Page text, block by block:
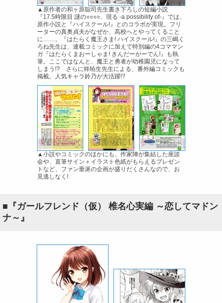
▲原作者の和ヶ原聡司先生書き下ろしの短編小説
『17.5時限目 謎の○○○○、現る -a possibility of-』では、
原作小説と『ハイスクール!』とのコラボが実現。フリ
ーターの真奥貞夫がなぜか、高校へとやってくること
に……。『はたらく魔王さま! ハイスクール!』の三嶋く
ろね先生は、連載コミックに加えて特別編の4コママン
ガ『はたらくまおーしゃま! きんだーがーでん!』も執
筆。ここではなんと、魔王と勇者が幼稚園児になって
しまう!? さらに柊暁生先生による、番外編コミックも
掲載。人気キャラ鈴乃が大活躍!?
▲小説やコミックのほかにも、作家陣が集結した座談
会や、直筆サイン＋イラスト色紙がもらえるプレゼン
トなど、ファン垂涎の企画が盛りだくさんなので、お
見逃しなく!
■『ガールフレンド（仮） 椎名心実編 ～恋してマドン
ナ～』